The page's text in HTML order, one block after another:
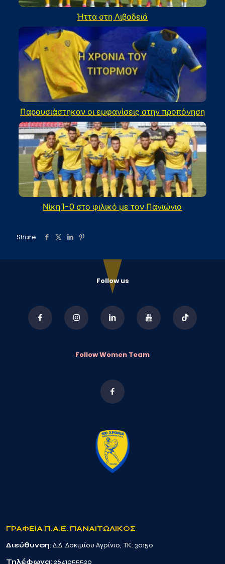
Ήττα στη Λιβαδειά
Παρουσιάστηκαν οι εμφανίσεις στην προπόνηση
Νίκη 1-0 στο φιλικό με τον Πανιώνιο
Share
Follow us
Follow Women Team
ΓΡΑΦΕΙΑ Π.Α.Ε. ΠΑΝΑΙΤΩΛΙΚΟΣ
Διεύθυνση: Δ.Δ. Δοκιμίου Αγρίνιο, TK: 30150
Τηλέφωνα: 2641055520